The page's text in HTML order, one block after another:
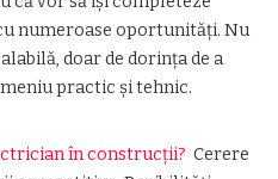
numeroase oportunități. Nu
doar de dorința de a
practic și tehnic.
în construcții? Cerere